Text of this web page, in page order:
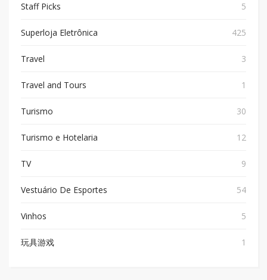
Staff Picks 5
Superloja Eletrônica 425
Travel 3
Travel and Tours 1
Turismo 30
Turismo e Hotelaria 12
TV 9
Vestuário De Esportes 54
Vinhos 5
玩具游戏 1